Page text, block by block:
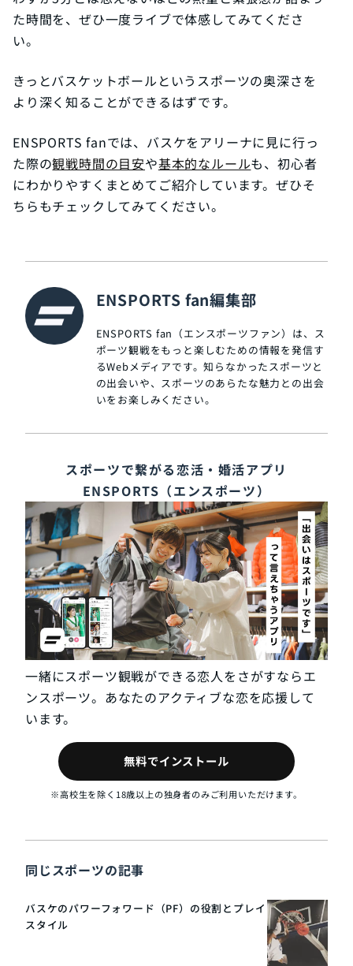
た時間を、ぜひ一度ライブで体感してみてくださ
い。
きっとバスケットボールというスポーツの奥深さを
より深く知ることができるはずです。
ENSPORTS fanでは、バスケをアリーナに見に行っ
た際の観戦時間の目安や基本的なルールも、初心者
にわかりやすくまとめてご紹介しています。ぜひそ
ちらもチェックしてみてください。
ENSPORTS fan編集部
ENSPORTS fan（エンスポーツファン）は、ス
ポーツ観戦をもっと楽しむための情報を発信す
るWebメディアです。知らなかったスポーツと
の出会いや、スポーツのあらたな魅力との出会
いをお楽しみください。
スポーツで繋がる恋活・婚活アプリ
ENSPORTS（エンスポーツ）
一緒にスポーツ観戦ができる恋人をさがすならエ
ンスポーツ。あなたのアクティブな恋を応援して
います。
無料でインストール
※高校生を除く18歳以上の独身者のみご利用いただけます。
同じスポーツの記事
バスケのパワーフォワード（PF）の役割とプレイ
スタイル